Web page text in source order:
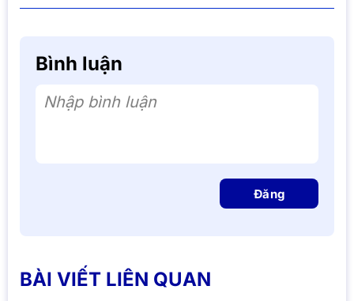
Bình luận
Nhập bình luận
Đăng
BÀI VIẾT LIÊN QUAN